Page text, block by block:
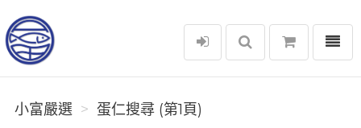
小富嚴選
選單
小富嚴選 蛋仁搜尋 (第1頁)